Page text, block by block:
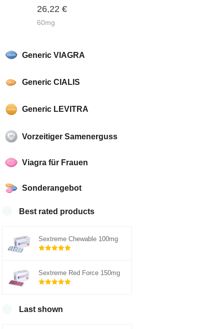
Generic VIAGRA
Generic CIALIS
Generic LEVITRA
Vorzeitiger Samenerguss
Viagra für Frauen
Sonderangebot
Best rated products
Sextreme Chewable 100mg
5
Sextreme Red Force 150mg
Last shown
26,22 €
60mg